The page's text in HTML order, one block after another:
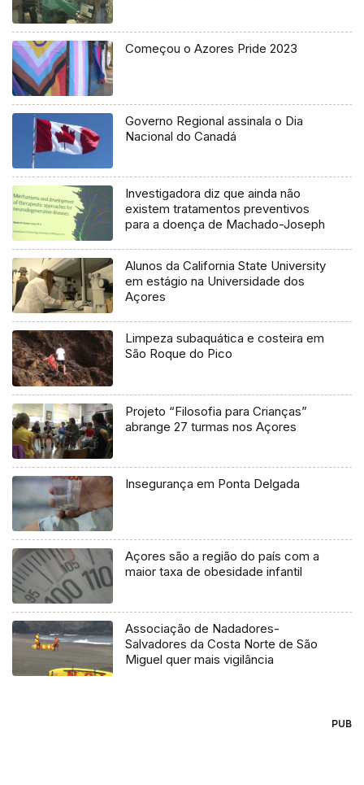
Começou o Azores Pride 2023
Governo Regional assinala o Dia
Nacional do Canadá
Investigadora diz que ainda não
existem tratamentos preventivos
para a doença de Machado-Joseph
Alunos da California State University
em estágio na Universidade dos
Açores
Limpeza subaquática e costeira em
São Roque do Pico
Projeto “Filosofia para Crianças”
abrange 27 turmas nos Açores
Insegurança em Ponta Delgada
Açores são a região do país com a
maior taxa de obesidade infantil
Associação de Nadadores-
Salvadores da Costa Norte de São
Miguel quer mais vigilância
PUB